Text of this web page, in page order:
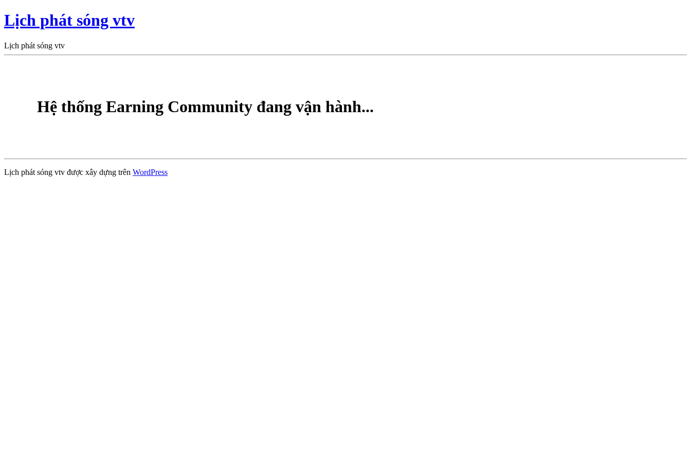
Lịch phát sóng vtv
Lịch phát sóng vtv
Hệ thống Earning Community đang vận hành...
Lịch phát sóng vtv được xây dựng trên WordPress